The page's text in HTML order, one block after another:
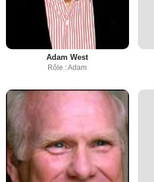
Adam West
Rôle : Adam